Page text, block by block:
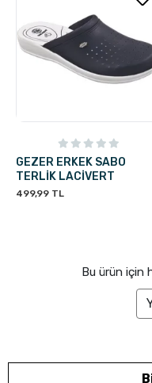
GEZER ERKEK SABO
TERLİK LACİVERT
499,99 TL
Bu ürün için